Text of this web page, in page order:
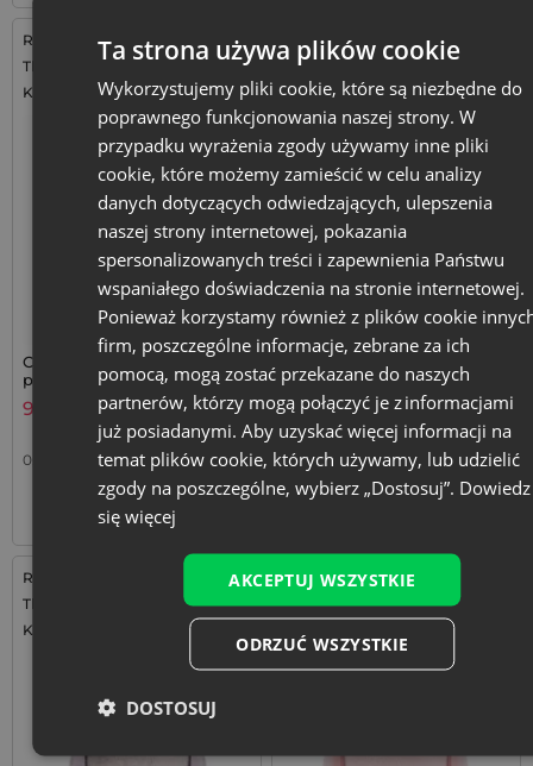
Rozmiar: 7x9 cm
Tkanina: Organza
Kolor:
Czarne woreczki z organzy
premium 7 x 9 cm - 10 szt.
9,79
0,98 zł / szt. 1 op. = 10 szt.
op. +
Rozmiar: 7x9 cm
Tkanina: Organza
Kolor:
Białe woreczki z organzy
premium 7 x 9 cm - 10 szt.
9,79zł
0,98 zł / szt. 1 op. = 10 szt.
Rozmiar: 10x15 cm
Tkanina: Welur
Kolor:
Rozmiar: 10x15 cm
Tkanina: Welur
Ta strona używa plików cookie
Wykorzystujemy pliki cookie, które są niezbędne do
poprawnego funkcjonowania naszej strony. W
przypadku wyrażenia zgody używamy inne pliki
cookie, które możemy zamieścić w celu analizy
danych dotyczących odwiedzających, ulepszenia
naszej strony internetowej, pokazania
spersonalizowanych treści i zapewnienia Państwu
wspaniałego doświadczenia na stronie internetowej.
Ponieważ korzystamy również z plików cookie
firm, poszczególne informacje, zebrane za ich
pomocą, mogą zostać przekazane do naszych
partnerów, którzy mogą połączyć je z informacjami
już posiadanymi. Aby uzyskać więcej informacji na
temat plików cookie, których używamy, lub udzielić
zgody na poszczególne, wybierz „Dostosuj”. Dowiedz
się więcej
AKCEPTUJ WSZYSTKIE
ODRZUĆ WSZYSTKIE
DOSTOSUJ